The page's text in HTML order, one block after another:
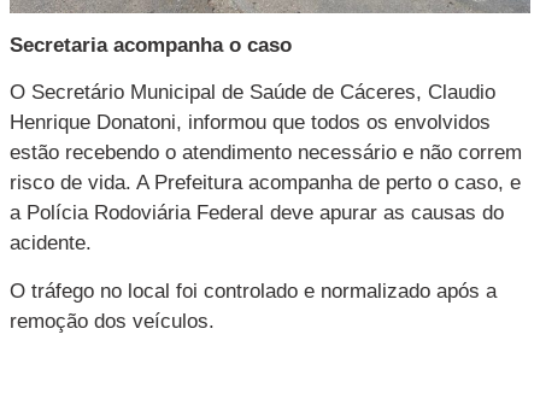
Secretaria acompanha o caso
O Secretário Municipal de Saúde de Cáceres, Claudio
Henrique Donatoni, informou que todos os envolvidos
estão recebendo o atendimento necessário e não correm
risco de vida. A Prefeitura acompanha de perto o caso, e
a Polícia Rodoviária Federal deve apurar as causas do
acidente.
O tráfego no local foi controlado e normalizado após a
remoção dos veículos.